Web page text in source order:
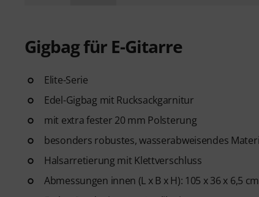
Gigbag für E-Gitarre
Elite-Serie
Edel-Gigbag mit Rucksackgarnitur
mit extra fester 20 mm Polsterung
besonders robustes, wasserabweisendes
Halsarretierung mit Klettverschluss
Abmessungen innen (L x B x H): 105 x 36 x 6,5 cm